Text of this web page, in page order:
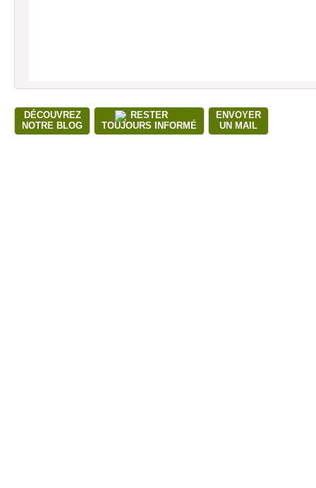
DÉCOUVREZ
NOTRE BLOG
RESTER
TOUJOURS INFORMÉ
ENVOYER
UN MAIL